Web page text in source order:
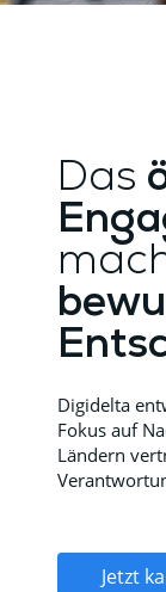
Das
Digidelta
Fokus auf
Ländern
Jetzt